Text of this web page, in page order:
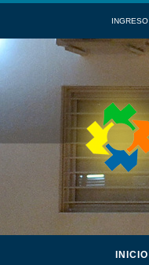
INGRESO
INICIO